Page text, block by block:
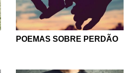
POEMAS SOBRE PERDÃO